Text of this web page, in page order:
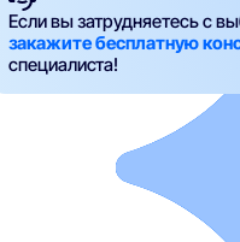
Если вы затрудняетесь с
закажите бесплатную
специалиста!